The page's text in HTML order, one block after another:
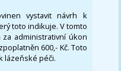
vystavit návrh k
toto indikuje. V tomto
administrativní úkon
600,- Kč. Toto
lázeňské péči.